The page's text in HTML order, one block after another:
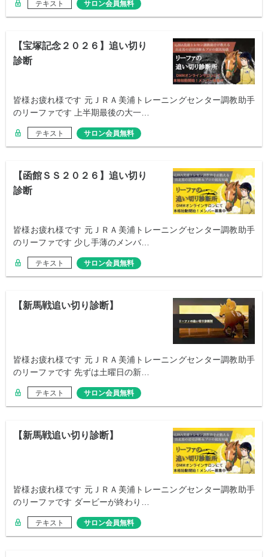
テキスト サロン会員無料
【宝塚記念２０２６】追い切り
診断
皆様お疲れ様です 元ＪＲＡ美浦トレーニングセンター調教助手
のリーファです 上半期最後の大一…
テキスト サロン会員無料
【函館ＳＳ２０２６】追い切り
診断
皆様お疲れ様です 元ＪＲＡ美浦トレーニングセンター調教助手
のリーファです 少し手薄のメンバ…
テキスト サロン会員無料
【新馬戦追い切り診断】
皆様お疲れ様です 元ＪＲＡ美浦トレーニングセンター調教助手
のリーファです 先ずは土曜日の新…
テキスト サロン会員無料
【新馬戦追い切り診断】
皆様お疲れ様です 元ＪＲＡ美浦トレーニングセンター調教助手
のリーファです ダービーが終わり…
テキスト サロン会員無料